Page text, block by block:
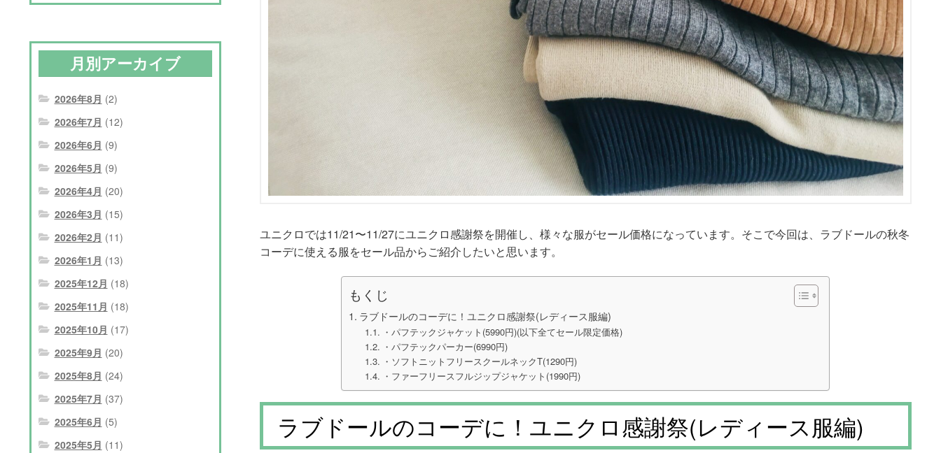
ユニクロでは11/21〜11/27にユニクロ感謝祭を開催し、様々な服がセール価格になっています。そこで今回は、ラブドールの秋冬
コーデに使える服をセール品からご紹介したいと思います。
もくじ
ラブドールのコーデに！ユニクロ感謝祭(レディース服編)
・パフテックジャケット(5990円)(以下全てセール限定価格)
・パフテックパーカー(6990円)
・ソフトニットフリースクールネックT(1290円)
・ファーフリースフルジップジャケット(1990円)
ラブドールのコーデに！ユニクロ感謝祭(レディース服編)
月別アーカイブ
2026年8月 (2)
2026年7月 (12)
2026年6月 (9)
2026年5月 (9)
2026年4月 (20)
2026年3月 (15)
2026年2月 (11)
2026年1月 (13)
2025年12月 (18)
2025年11月 (18)
2025年10月 (17)
2025年9月 (20)
2025年8月 (24)
2025年7月 (37)
2025年6月 (5)
2025年5月 (11)